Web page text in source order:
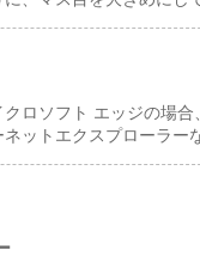
ロソフト エッジの場
ットエクスプローラー